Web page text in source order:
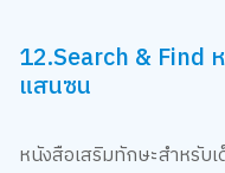
แบ่งตามที่อยู่อาศัย เช่น สั